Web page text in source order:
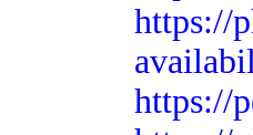
https://
https://